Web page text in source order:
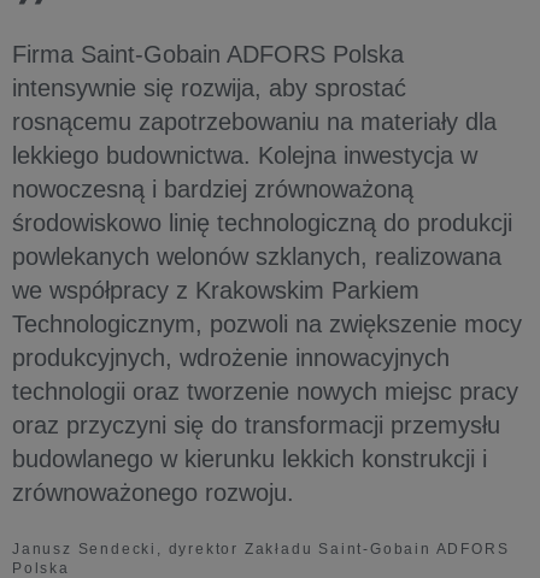
Firma Saint-Gobain ADFORS Polska
intensywnie się rozwija, aby sprostać
rosnącemu zapotrzebowaniu na materiały dla
lekkiego budownictwa. Kolejna inwestycja w
nowoczesną i bardziej zrównoważoną
środowiskowo linię technologiczną do produkcji
powlekanych welonów szklanych, realizowana
we współpracy z Krakowskim Parkiem
Technologicznym, pozwoli na zwiększenie mocy
produkcyjnych, wdrożenie innowacyjnych
technologii oraz tworzenie nowych miejsc pracy
oraz przyczyni się do transformacji przemysłu
budowlanego w kierunku lekkich konstrukcji i
zrównoważonego rozwoju.
Janusz Sendecki, dyrektor Zakładu Saint-Gobain ADFORS
Polska